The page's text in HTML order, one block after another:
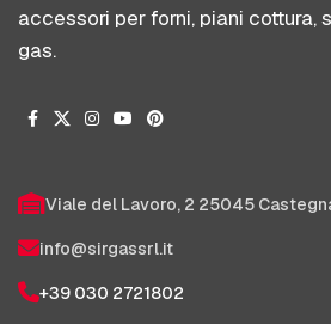
accessori per forni, piani cottura,
gas.
Viale del Lavoro, 2 25045
info@sirgassrl.it
+39 030 2721802